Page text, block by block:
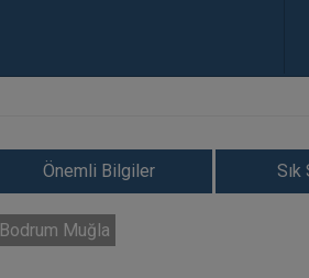
Önemli Bilgiler Sık
Bodrum Muğla